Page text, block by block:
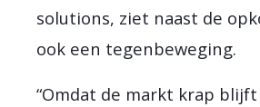
solutions, ziet naast de
ook een tegenbeweging.
“Omdat de markt krap